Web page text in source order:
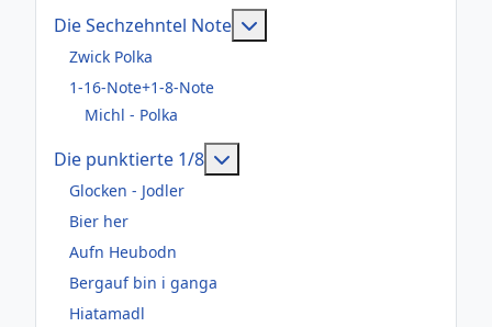
Die Sechzehntel Note
Zwick Polka
1-16-Note+1-8-Note
Michl - Polka
Die punktierte 1/8
Glocken - Jodler
Bier her
Aufn Heubodn
Bergauf bin i ganga
Hiatamadl